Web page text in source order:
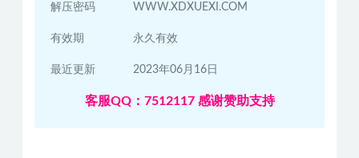
解压密码 WWW.XDXUEXI.COM
有效期 永久有效
最近更新 2023年06月16日
客服QQ：7512117 感谢赞助支持